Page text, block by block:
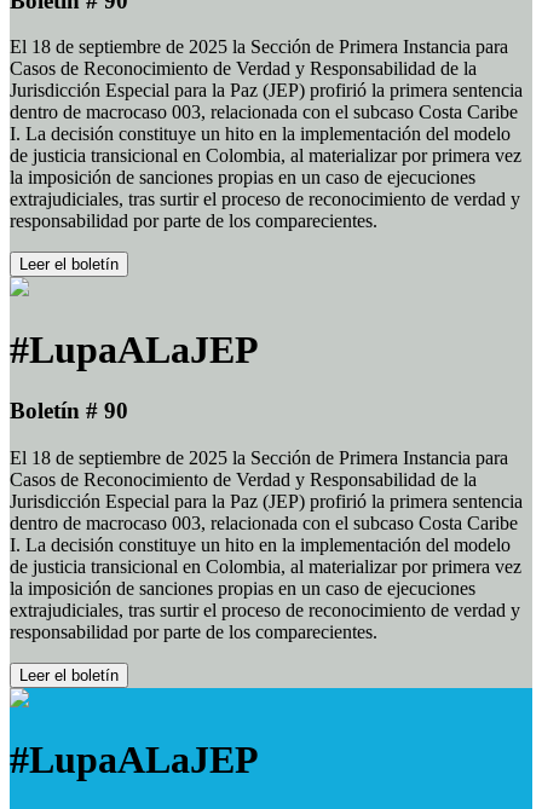
El 18 de septiembre de 2025 la Sección de Primera Instancia para
Casos de Reconocimiento de Verdad y Responsabilidad de la
Jurisdicción Especial para la Paz (JEP) profirió la primera sentencia
dentro de macrocaso 003, relacionada con el subcaso Costa Caribe
I. La decisión constituye un hito en la implementación del modelo
de justicia transicional en Colombia, al materializar por primera vez
la imposición de sanciones propias en un caso de ejecuciones
extrajudiciales, tras surtir el proceso de reconocimiento de verdad y
responsabilidad por parte de los comparecientes.
Leer el boletín
#LupaALaJEP
Boletín # 90
El 18 de septiembre de 2025 la Sección de Primera Instancia para
Casos de Reconocimiento de Verdad y Responsabilidad de la
Jurisdicción Especial para la Paz (JEP) profirió la primera sentencia
dentro de macrocaso 003, relacionada con el subcaso Costa Caribe
I. La decisión constituye un hito en la implementación del modelo
de justicia transicional en Colombia, al materializar por primera vez
la imposición de sanciones propias en un caso de ejecuciones
extrajudiciales, tras surtir el proceso de reconocimiento de verdad y
responsabilidad por parte de los comparecientes.
Leer el boletín
#LupaALaJEP